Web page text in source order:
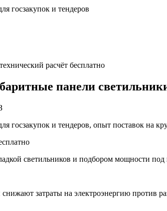
госзакупок и тендеров
расчёт бесплатно
панели
госзакупок и тендеров, опыт поставок на
светильников и подбором мощности
затраты на электроэнергию против